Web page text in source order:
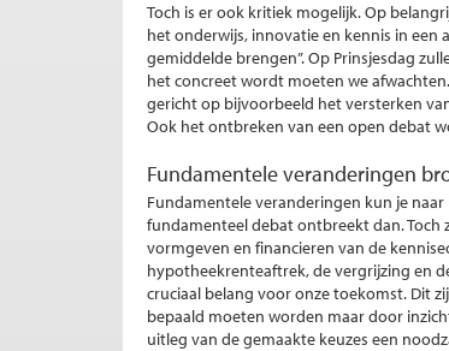
Toch is er ook kritiek mogelijk. Op
het onderwijs, innovatie en kennis in een
gemiddelde brengen”. Op Prinsjesdag
het concreet wordt moeten we
gericht op bijvoorbeeld het versterken
Ook het ontbreken van een open debat
Fundamentele veranderingen
Fundamentele veranderingen kun je
fundamenteel debat ontbreekt dan. Toch
vormgeven en financieren van de
hypotheekrenteaftrek, de vergrijzing en
cruciaal belang voor onze toekomst. Dit
bepaald moeten worden maar door
uitleg van de gemaakte keuzes een